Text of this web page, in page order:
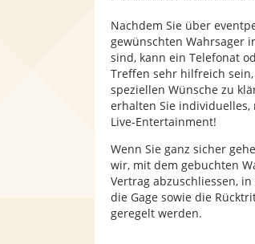
Nachdem Sie über
gewünschten Wahrsager
sind, kann ein Telefonat
Treffen sehr hilfreich
speziellen Wünsche zu
erhalten Sie individuelles,
Live-Entertainment!
Wenn Sie ganz sicher
wir, mit dem gebuchten
Vertrag abzuschliessen,
die Gage sowie die
geregelt werden.